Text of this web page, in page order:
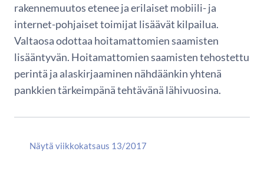
rakennemuutos etenee ja erilaiset mobiili- ja
internet-pohjaiset toimijat lisäävät kilpailua.
Valtaosa odottaa hoitamattomien saamisten
lisääntyvän. Hoitamattomien saamisten tehostettu
perintä ja alaskirjaaminen nähdäänkin yhtenä
pankkien tärkeimpänä tehtävänä lähivuosina.
Näytä viikkokatsaus 13/2017